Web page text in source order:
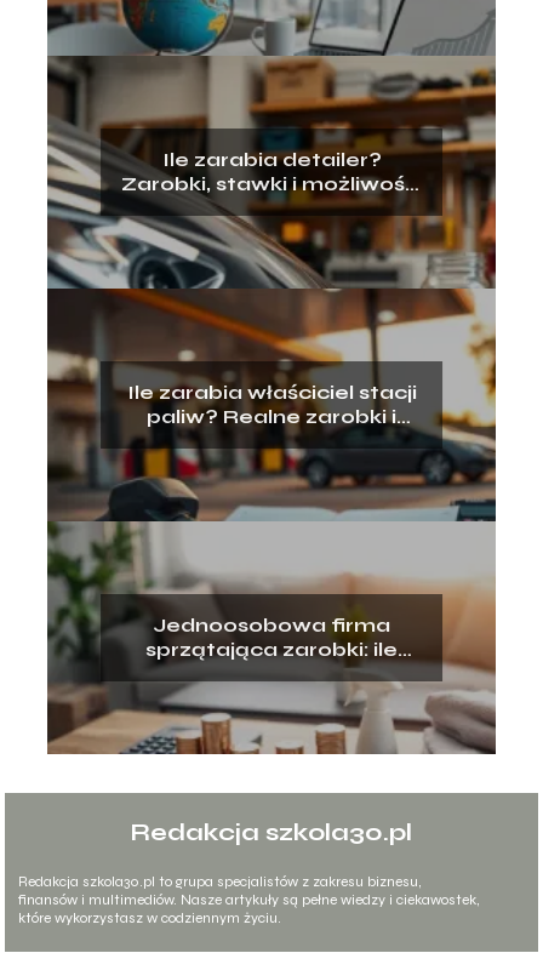
Ile zarabia detailer?
Zarobki, stawki i możliwości
rozwoju
Ile zarabia właściciel stacji
paliw? Realne zarobki i
koszty
Jednoosobowa firma
sprzątająca zarobki: ile
można zarobić?
Redakcja szkola30.pl
Redakcja szkola30.pl to grupa specjalistów z zakresu biznesu,
finansów i multimediów. Nasze artykuły są pełne wiedzy i ciekawostek,
które wykorzystasz w codziennym życiu.